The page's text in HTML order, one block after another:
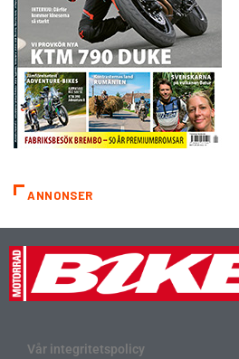
ANNONSER
Vår integritetspolicy